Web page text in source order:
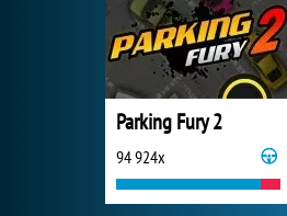
Parking Fury 2
94 924x